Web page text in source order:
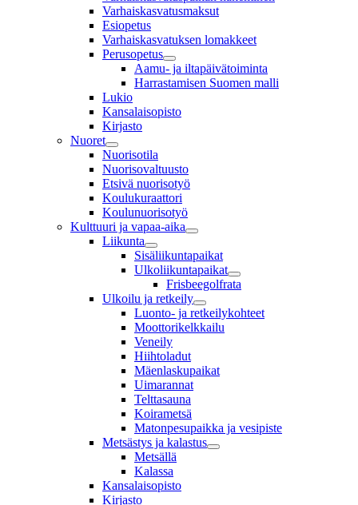
Varhaiskasvatusmaksut
Esiopetus
Varhaiskasvatuksen lomakkeet
Perusopetus
Aamu- ja iltapäivätoiminta
Harrastamisen Suomen malli
Lukio
Kansalaisopisto
Kirjasto
Nuoret
Nuorisotila
Nuorisovaltuusto
Etsivä nuorisotyö
Koulukuraattori
Koulunuorisotyö
Kulttuuri ja vapaa-aika
Liikunta
Sisäliikuntapaikat
Ulkoliikuntapaikat
Frisbeegolfrata
Ulkoilu ja retkeily
Luonto- ja retkeilykohteet
Moottorikelkkailu
Veneily
Hiihtoladut
Mäenlaskupaikat
Uimarannat
Telttasauna
Koirametsä
Matonpesupaikka ja vesipiste
Metsästys ja kalastus
Metsällä
Kalassa
Kansalaisopisto
Kirjasto